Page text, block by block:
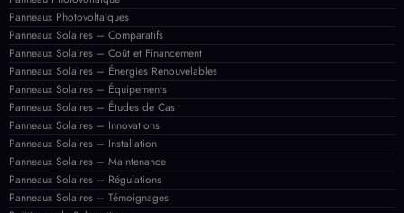
Panneaux Solaires – Maintenance
Panneaux Solaires – Régulations
Panneaux Solaires – Témoignages
Politiques de Subventions
Règlements Locaux
Régulations et Normes Solaires
Réparation
Subventions
Systèmes de Stockage d'Énergie
Systèmes de Suivi
Technologies Emergentes
Témoignages de Clients